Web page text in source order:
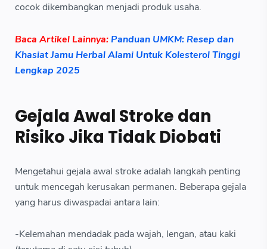
cocok dikembangkan menjadi produk usaha.
Baca Artikel Lainnya: Panduan UMKM: Resep dan
Khasiat Jamu Herbal Alami Untuk Kolesterol Tinggi
Lengkap 2025
Gejala Awal Stroke dan
Risiko Jika Tidak Diobati
Mengetahui gejala awal stroke adalah langkah penting
untuk mencegah kerusakan permanen. Beberapa gejala
yang harus diwaspadai antara lain:
-Kelemahan mendadak pada wajah, lengan, atau kaki